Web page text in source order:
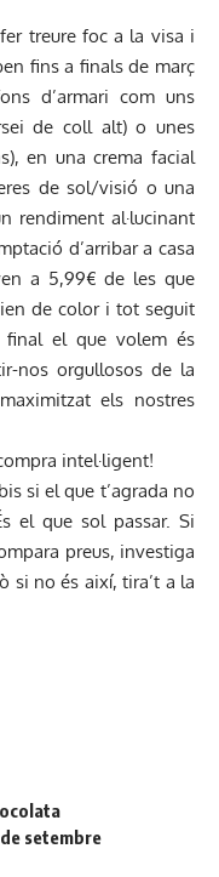
treure foc a la visa i
fins a finals de març
d’armari com uns
de coll alt) o unes
en una crema facial
de sol/visió o una
rendiment al·lucinant
d’arribar a casa
a 5,99€ de les que
de color i tot seguit
final el que volem és
nos orgullosos de la
els nostres
intel·ligent!
si el que t’agrada no
el que sol passar. Si
preus, investiga
si no és així, tira’t a la
setembre